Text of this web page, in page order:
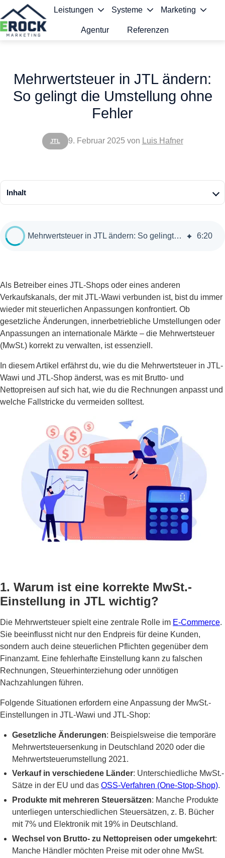
Leistungen Systeme Marketing
Agentur Referenzen
JTL
Mehrwertsteuer in JTL ändern:
So gelingt die Umstellung ohne
Fehler
9. Februar 2025 von Luis Hafner
Inhalt
Mehrwertsteuer in JTL ändern: So gelingt die Umstellung ohne Fehler 6:20
Als Betreiber eines JTL-Shops oder eines anderen
Verkaufskanals, der mit JTL-Wawi verbunden ist, bist du immer
wieder mit steuerlichen Anpassungen konfrontiert. Ob
gesetzliche Änderungen, innerbetriebliche Umstellungen oder
Anpassungen an internationale Märkte – die Mehrwertsteuer
(MwSt.) korrekt zu verwalten, ist essenziell.
In diesem Artikel erfährst du, wie du die Mehrwertsteuer in JTL-
Wawi und JTL-Shop änderst, was es mit Brutto- und
Nettopreisen auf sich hat, wie du die Rechnungen anpasst und
welche Fallstricke du vermeiden solltest.
1. Warum ist eine korrekte MwSt.-
Einstellung in JTL wichtig?
Die Mehrwertsteuer spielt eine zentrale Rolle im E-Commerce.
Sie beeinflusst nicht nur den Endpreis für deine Kunden,
sondern auch deine steuerlichen Pflichten gegenüber dem
Finanzamt. Eine fehlerhafte Einstellung kann zu falschen
Rechnungen, Steuerhinterziehung oder unnötigen
Nachzahlungen führen.
Folgende Situationen erfordern eine Anpassung der MwSt.-
Einstellungen in JTL-Wawi und JTL-Shop:
Gesetzliche Änderungen: Beispielsweise die temporäre
Mehrwertsteuersenkung in Deutschland 2020 oder die
Mehrwertsteuerumstellung 2021.
Verkauf in verschiedene Länder: Unterschiedliche MwSt.-
Sätze in der EU und das OSS-Verfahren (One-Stop-Shop).
Produkte mit mehreren Steuersätzen: Manche Produkte
unterliegen unterschiedlichen Steuersätzen, z. B. Bücher
mit 7% und Elektronik mit 19% in Deutschland.
Wechsel von Brutto- zu Nettopreisen oder umgekehrt:
Manche Händler möchten Preise mit oder ohne MwSt.